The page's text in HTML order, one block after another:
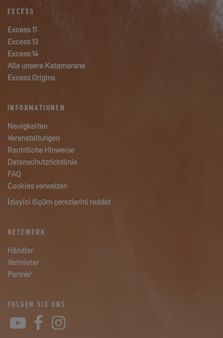
EXCESS
Excess 11
Excess 13
Excess 14
Alle unsere Katamarane
Excess Origins
INFORMATIONEN
Neuigkeiten
Veranstaltungen
Rechtliche Hinweise
Datenschutzrichtlinie
FAQ
Cookies verwalten
İzleyici ölçüm çerezlerini reddet
NETZWERK
Händler
Vermieter
Partner
FOLGEN SIE UNS
YouTube
Facebook
Instagram